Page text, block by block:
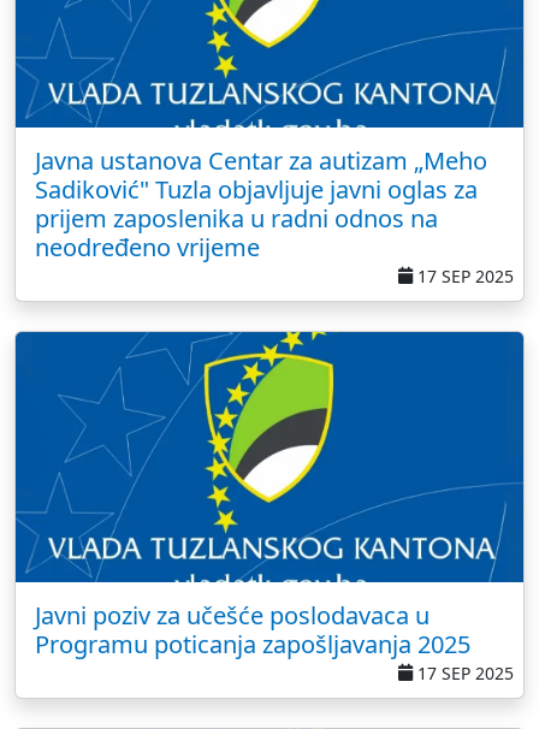
Javna ustanova Centar za autizam „Meho
Sadiković" Tuzla objavljuje javni oglas za
prijem zaposlenika u radni odnos na
neodređeno vrijeme
17 SEP 2025
Javni poziv za učešće poslodavaca u
Programu poticanja zapošljavanja 2025
17 SEP 2025